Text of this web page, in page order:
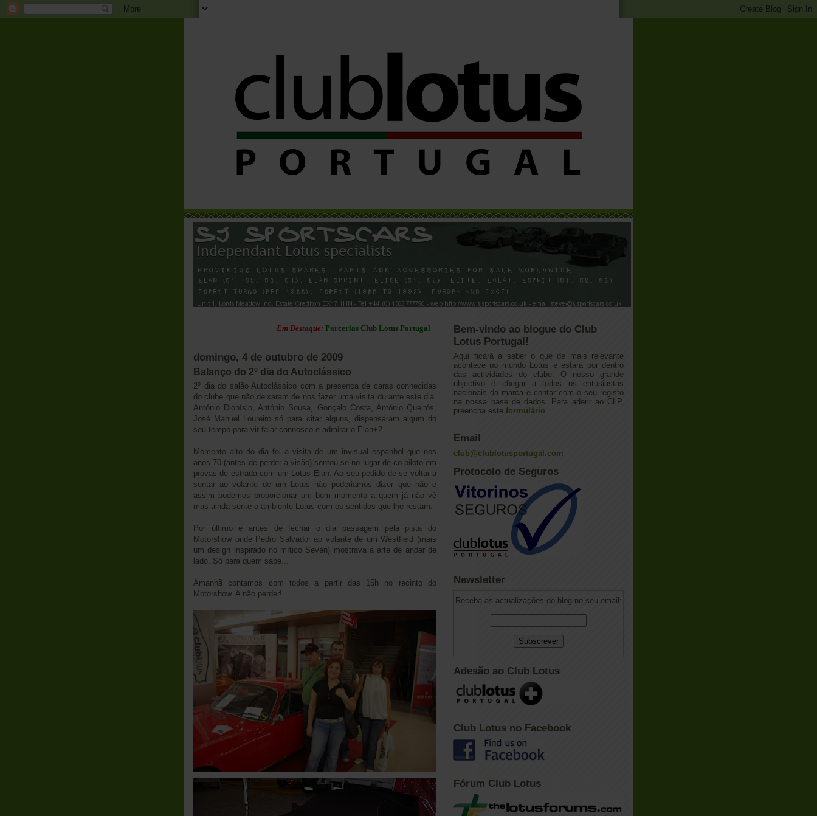
Em Destaque:Parcerias Club Lotus Portugal
domingo, 4 de outubro de 2009
Balanço do 2º dia do Autoclássico
2º dia do salão Autoclássico com a presença de caras conhecidas
do clube que não deixaram de nos fazer uma visita durante este dia.
António Dionísio, António Sousa, Gonçalo Costa, António Queirós,
José Manuel Loureiro só para citar alguns, dispensaram algum do
seu tempo para vir falar connosco e admirar o Elan+2.
Momento alto do dia foi a visita de um invisual espanhol que nos
anos 70 (antes de perder a visão) sentou-se no lugar de co-piloto em
provas de estrada com um Lotus Elan. Ao seu pedido de se voltar a
sentar ao volante de um Lotus não poderiamos dizer que não e
assim podemos proporcionar um bom momento a quem já não vê
mas ainda sente o ambiente Lotus com os sentidos que lhe restam.
Por último e antes de fechar o dia passagem pela pista do
Motorshow onde Pedro Salvador ao volante de um Westfield (mais
um design inspirado no mítico Seven) mostrava a arte de andar de
lado. Só para quem sabe...
Amanhã contamos com todos a partir das 15h no recinto do
Motorshow. A não perder!
Bem-vindo ao blogue do Club
Lotus Portugal!
Aqui ficará a saber o que de mais relevante
acontece no mundo Lotus e estará por dentro
das actividades do clube. O nosso grande
objectivo é chegar a todos os entusiastas
nacionais da marca e contar com o seu registo
na nossa base de dados. Para aderir ao CLP,
preencha este formulário.
Email
club@clublotusportugal.com
Protocolo de Seguros
Newsletter
Receba as actualizações do blog no seu email:
Adesão ao Club Lotus
Club Lotus no Facebook
Fórum Club Lotus